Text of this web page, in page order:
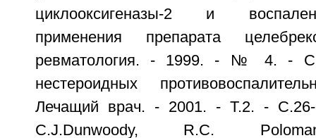
циклооксигеназы-2 и
применения препарата
ревматология. - 1999. - № 4. -
нестероидных
Лечащий врач. - 2001. - Т.2. - С.26-
C.J.Dunwoody, R.C.